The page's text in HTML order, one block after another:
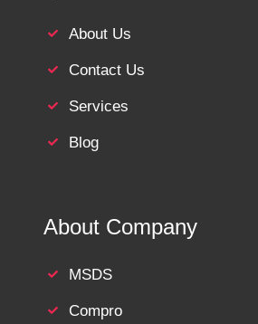
About Us
Contact Us
Services
Blog
About Company
MSDS
Compro